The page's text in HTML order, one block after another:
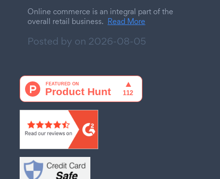
Online commerce is an integral part of the
overall retail business. Read More
Posted by on 2026-08-05